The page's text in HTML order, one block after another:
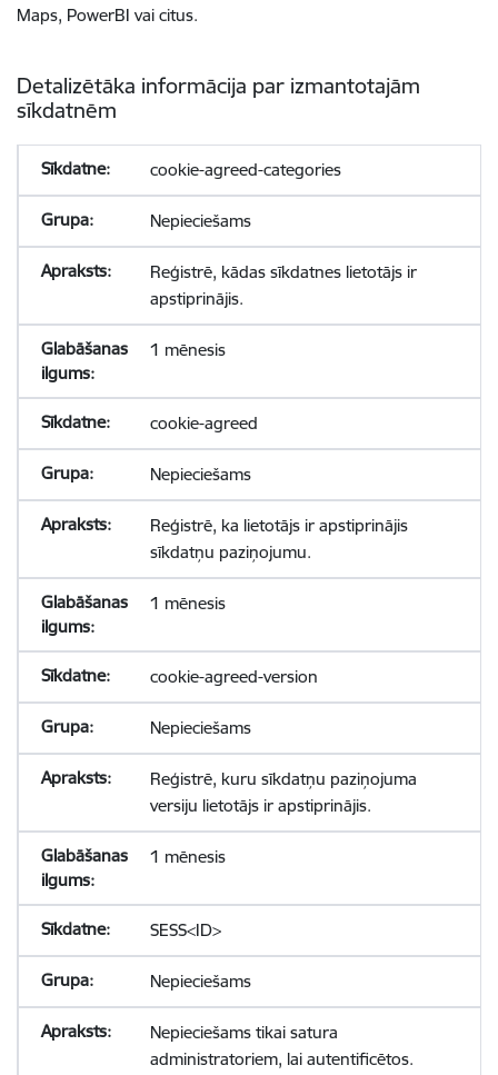
Maps, PowerBI vai citus.
Detalizētāka informācija par izmantotajām
sīkdatnēm
cookie-agreed-categories
Nepieciešams
Reģistrē, kādas sīkdatnes lietotājs ir
apstiprinājis.
1 mēnesis
cookie-agreed
Nepieciešams
Reģistrē, ka lietotājs ir apstiprinājis
sīkdatņu paziņojumu.
1 mēnesis
cookie-agreed-version
Nepieciešams
Reģistrē, kuru sīkdatņu paziņojuma
versiju lietotājs ir apstiprinājis.
1 mēnesis
SESS<ID>
Nepieciešams
Nepieciešams tikai satura
administratoriem, lai autentificētos.